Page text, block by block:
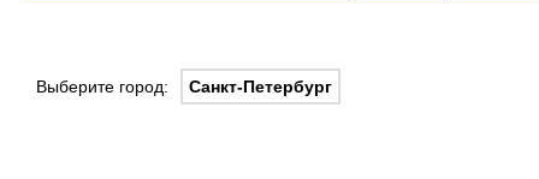
Выберите город: Санкт-Петербург